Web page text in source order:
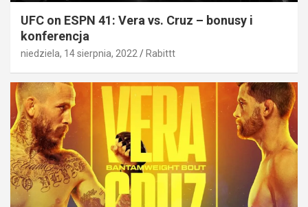
UFC on ESPN 41: Vera vs. Cruz – bonusy i
konferencja
niedziela, 14 sierpnia, 2022 Rabittt